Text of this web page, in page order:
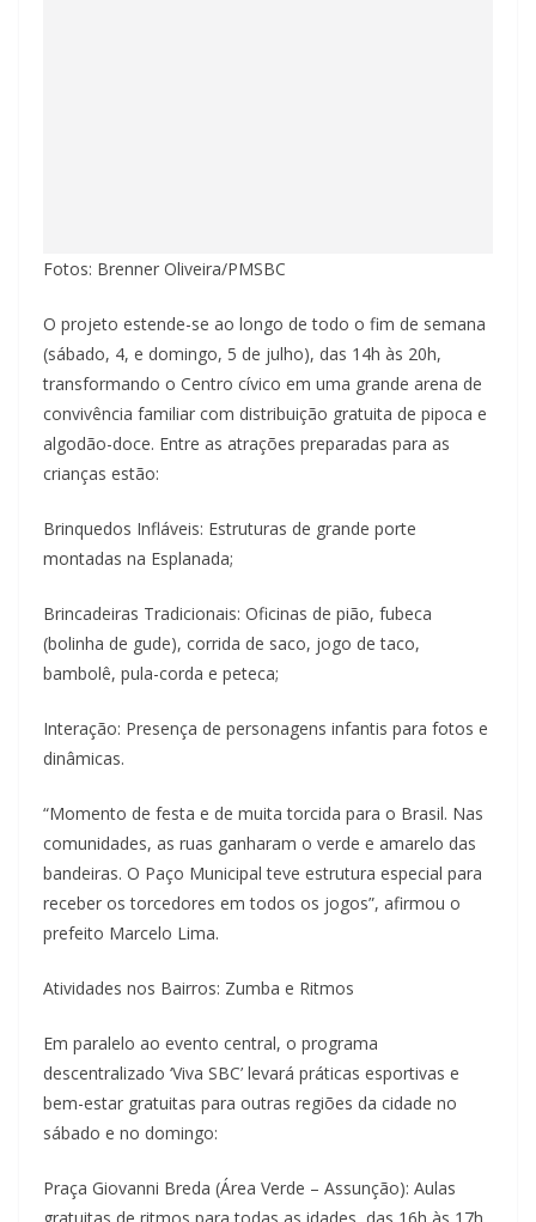
Fotos: Brenner Oliveira/PMSBC
O projeto estende-se ao longo de todo o fim de semana
(sábado, 4, e domingo, 5 de julho), das 14h às 20h,
transformando o Centro cívico em uma grande arena de
convivência familiar com distribuição gratuita de pipoca e
algodão-doce. Entre as atrações preparadas para as
crianças estão:
Brinquedos Infláveis: Estruturas de grande porte
montadas na Esplanada;
Brincadeiras Tradicionais: Oficinas de pião, fubeca
(bolinha de gude), corrida de saco, jogo de taco,
bambolê, pula-corda e peteca;
Interação: Presença de personagens infantis para fotos e
dinâmicas.
“Momento de festa e de muita torcida para o Brasil. Nas
comunidades, as ruas ganharam o verde e amarelo das
bandeiras. O Paço Municipal teve estrutura especial para
receber os torcedores em todos os jogos”, afirmou o
prefeito Marcelo Lima.
Atividades nos Bairros: Zumba e Ritmos
Em paralelo ao evento central, o programa
descentralizado ‘Viva SBC’ levará práticas esportivas e
bem-estar gratuitas para outras regiões da cidade no
sábado e no domingo:
Praça Giovanni Breda (Área Verde – Assunção): Aulas